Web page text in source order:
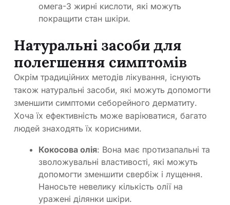
омега-3 жирні кислоти, які можуть
покращити стан шкіри.
Натуральні засоби для
полегшення симптомів
Окрім традиційних методів лікування, існують
також натуральні засоби, які можуть допомогти
зменшити симптоми себорейного дерматиту.
Хоча їх ефективність може варіюватися, багато
людей знаходять їх корисними.
Кокосова олія: Вона має протизапальні та
зволожувальні властивості, які можуть
допомогти зменшити свербіж і лущення.
Наносьте невелику кількість олії на
уражені ділянки шкіри.